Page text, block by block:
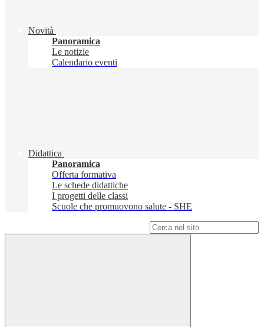
Novità
Panoramica
Le notizie
Calendario eventi
Didattica
Panoramica
Offerta formativa
Le schede didattiche
I progetti delle classi
Scuole che promuovono salute - SHE